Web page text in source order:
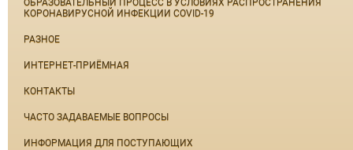
КОРОНАВИРУСНОЙ ИНФЕКЦИИ COVID-19
РАЗНОЕ
ИНТЕРНЕТ-ПРИЁМНАЯ
КОНТАКТЫ
ЧАСТО ЗАДАВАЕМЫЕ ВОПРОСЫ
ИНФОРМАЦИЯ ДЛЯ ПОСТУПАЮЩИХ